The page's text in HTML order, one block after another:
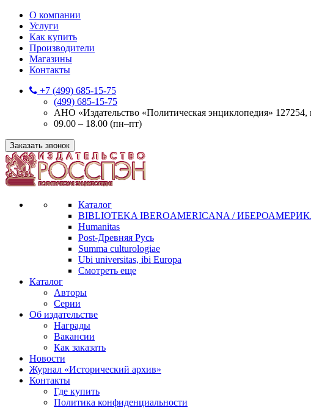
О компании
Услуги
Как купить
Производители
Магазины
Контакты
+7 (499) 685-15-75
(499) 685-15-75
АНО «Издательство «Политическая энциклопедия»
09.00 – 18.00 (пн–пт)
Заказать звонок
Каталог
BIBLIOTEKA IBEROAMERICANA /
Humanitas
Post-Древняя Русь
Summa culturologiae
Ubi universitas, ibi Europa
Смотреть еще
Каталог
Авторы
Серии
Об издательстве
Награды
Вакансии
Как заказать
Новости
Журнал «Исторический архив»‎
Контакты
Где купить
Политика конфиденциальности